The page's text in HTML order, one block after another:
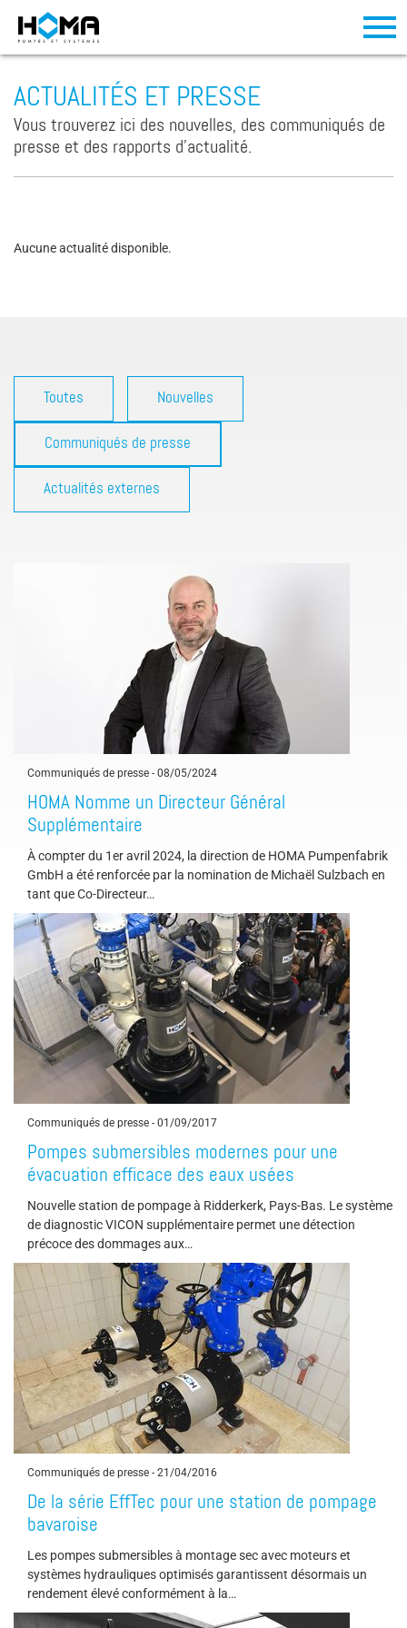
ACTUALITÉS ET PRESSE
Vous trouverez ici des nouvelles, des communiqués de
presse et des rapports d'actualité.
Aucune actualité disponible.
Toutes Nouvelles
Communiqués de presse
Actualités externes
Communiqués de presse - 08/05/2024
HOMA Nomme un Directeur Général
Supplémentaire
À compter du 1er avril 2024, la direction de HOMA Pumpenfabrik
GmbH a été renforcée par la nomination de Michaël Sulzbach en
tant que Co-Directeur…
Communiqués de presse - 01/09/2017
Pompes submersibles modernes pour une
évacuation efficace des eaux usées
Nouvelle station de pompage à Ridderkerk, Pays-Bas. Le système
de diagnostic VICON supplémentaire permet une détection
précoce des dommages aux…
Communiqués de presse - 21/04/2016
De la série EffTec pour une station de pompage
bavaroise
Les pompes submersibles à montage sec avec moteurs et
systèmes hydrauliques optimisés garantissent désormais un
rendement élevé conformément à la…